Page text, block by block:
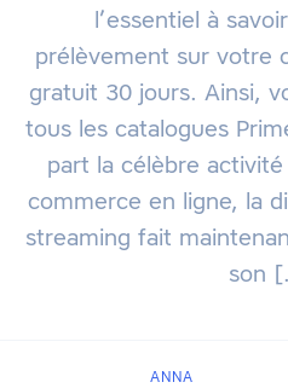
l’essentiel à
prélèvement sur votre
gratuit 30 jours. Ainsi,
tous les catalogues
part la célèbre activité
commerce en ligne, la
streaming fait
son
ANNA